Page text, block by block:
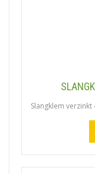
Slangklem verzinkt